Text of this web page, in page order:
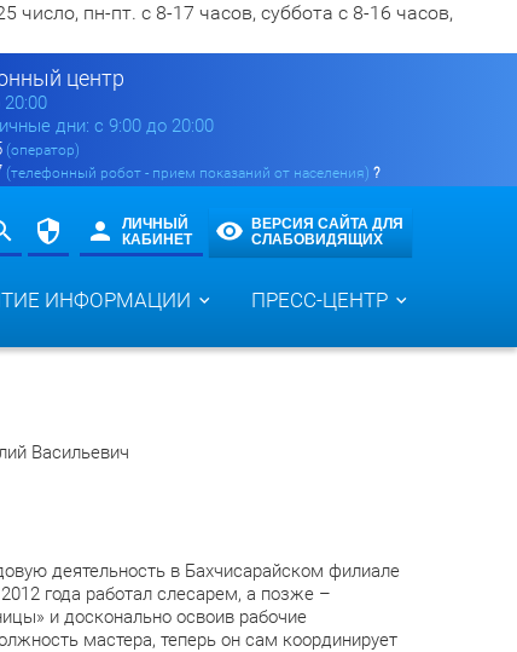
пн-пт. с 8-17 часов, суббота с 8-16 часов,
центр
20:00
дни: с 9:00 до 20:00
(оператор)
(телефонный робот - прием показаний от населения) ?
ЛИЧНЫЙ
КАБИНЕТ
ВЕРСИЯ САЙТА ДЛЯ
СЛАБОВИДЯЩИХ
ИНФОРМАЦИИ ПРЕСС-ЦЕНТР
Васильевич
деятельность в Бахчисарайском филиале
года работал слесарем, а позже –
и досконально освоив рабочие
мастера, теперь он сам координирует